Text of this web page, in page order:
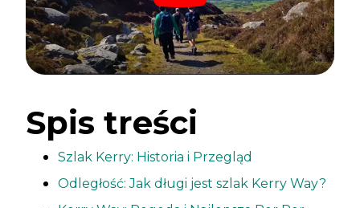
Spis treści
Szlak Kerry: Historia i Przegląd
Odległość: Jak długi jest szlak Kerry Way?